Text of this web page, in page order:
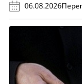
06.08.2026